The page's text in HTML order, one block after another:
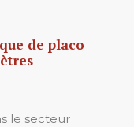
de placo
le secteur